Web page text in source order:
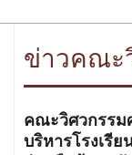
ข่าวคณะ
คณะวิศวกรรม
บริหารโรงเรี